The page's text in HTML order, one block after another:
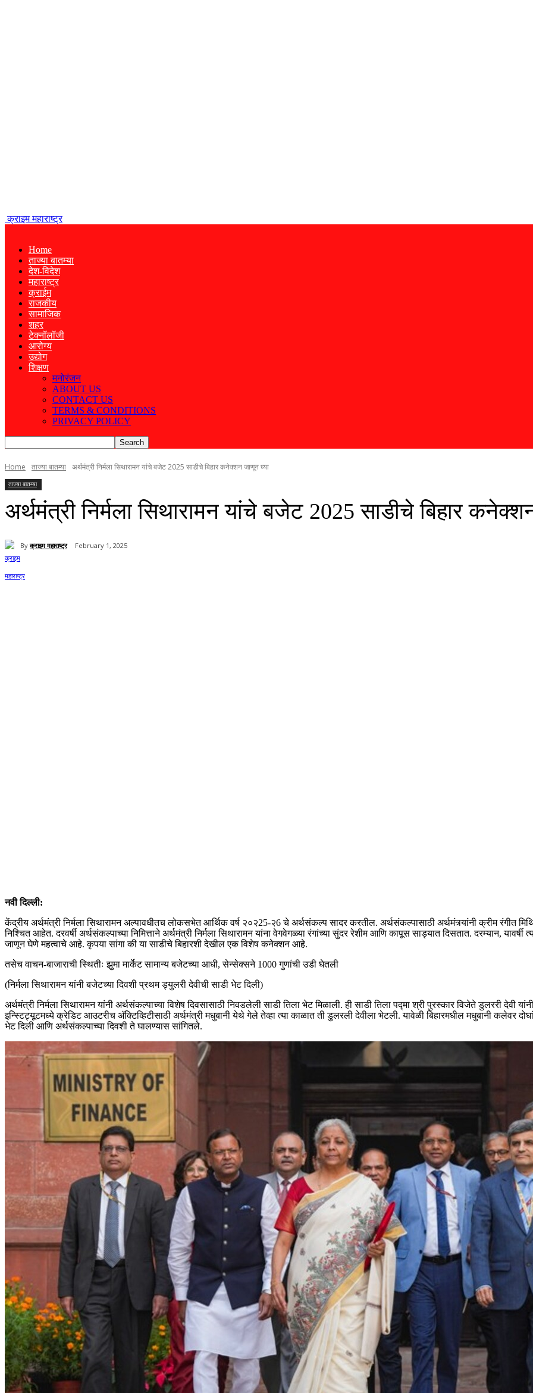
क्राइम महाराष्ट्र
Home
ताज्या बातम्या
देश-विदेश
महाराष्ट्र
क्राईम
राजकीय
सामाजिक
शहर
टेक्नॉलॉजी
आरोग्य
उद्योग
शिक्षण
मनोरंजन
ABOUT US
CONTACT US
TERMS & CONDITIONS
PRIVACY POLICY
Home ताज्या बातम्या अर्थमंत्री निर्मला सिथारामन यांचे बजेट 2025 साडीचे बिहार कनेक्शन जाणून घ्या
ताज्या बातम्या
अर्थमंत्री निर्मला सिथारामन यांचे बजेट 2025 साडीचे बिहार
By क्राइम महाराष्ट्र February 1, 2025
नवी दिल्ली:
केंद्रीय अर्थमंत्री निर्मला सिथारामन अल्पावधीतच लोकसभेत आर्थिक वर्ष २०२25-२6 चे अर्थसंकल्प सादर करतील. अर्थसंकल्पासाठी अर्थमंत्र्यांनी क्रीम रंगीत
निश्चित आहेत. दरवर्षी अर्थसंकल्पाच्या निमित्ताने अर्थमंत्री निर्मला सिथारामन यांना वेगवेगळ्या रंगांच्या सुंदर रेशीम आणि कापूस साड्यात दिसतात. दरम्यान,
जाणून घेणे महत्वाचे आहे. कृपया सांगा की या साडीचे बिहारशी देखील एक विशेष कनेक्शन आहे.
तसेच वाचन-बाजाराची स्थितीः झुमा मार्केट सामान्य बजेटच्या आधी, सेन्सेक्सने 1000 गुणांची उडी घेतली
(निर्मला सिथारामन यांनी बजेटच्या दिवशी प्रथम ड्युलरी देवीची साडी भेट दिली)
अर्थमंत्री निर्मला सिथारामन यांनी अर्थसंकल्पाच्या विशेष दिवसासाठी निवडलेली साडी तिला भेट मिळाली. ही साडी तिला पद्मा श्री पुरस्कार विजेते डुलररी देवी
इन्स्टिट्यूटमध्ये क्रेडिट आउटरीच अ‍ॅक्टिव्हिटीसाठी अर्थमंत्री मधुबानी येथे गेले तेव्हा त्या काळात ती डुलरली देवीला भेटली. यावेळी बिहारमधील मधुबानी कलेवर
भेट दिली आणि अर्थसंकल्पाच्या दिवशी ते घालण्यास सांगितले.